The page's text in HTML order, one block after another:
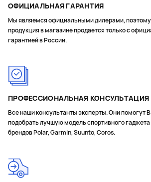
ОФИЦИАЛЬНАЯ ГАРАНТИЯ
Мы являемся официальными дилерами, поэтому
продукция в магазине продается только с
гарантией в России.
ПРОФЕССИОНАЛЬНАЯ КОНСУЛЬТАЦИЯ
Все наши консультанты эксперты. Они помогут
подобрать лучшую модель спортивного
брендов Polar, Garmin, Suunto, Coros.